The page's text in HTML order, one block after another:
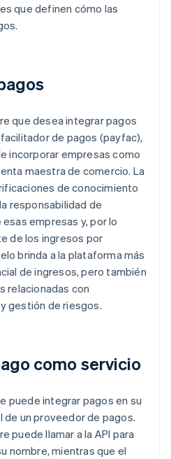
que definen cómo las
que desea integrar pagos
de pagos (payfac),
incorporar empresas como
maestra de comercio. La
de conocimiento
responsabilidad de
empresas y, por lo
de los ingresos por
brinda a la plataforma más
de ingresos, pero también
relacionadas con
gestión de riesgos.
como servicio
puede integrar pagos en su
de un proveedor de pagos.
puede llamar a la API para
nombre, mientras que el